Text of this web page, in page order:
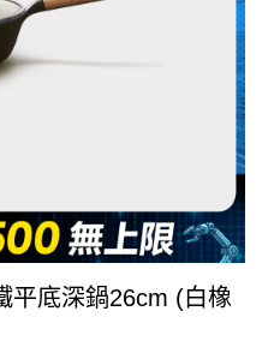
平底深鍋26cm (白橡